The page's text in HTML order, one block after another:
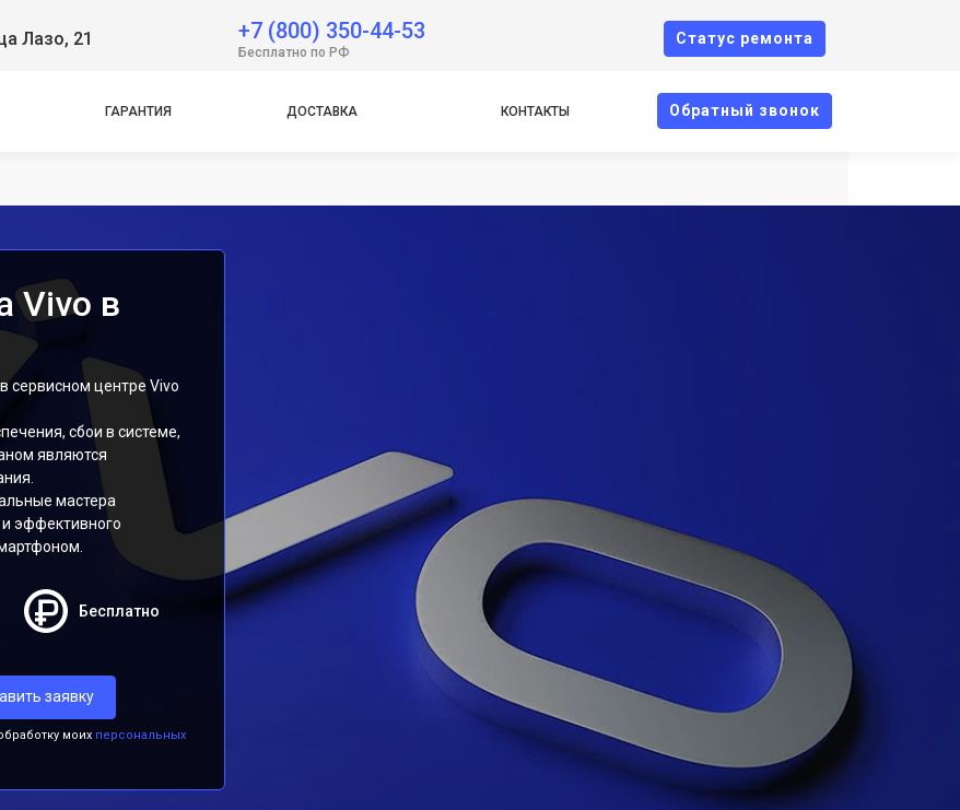
Лазо, 21 +7 (800) 350-44-53
Бесплатно по РФ
Cтатус ремонта
ГАРАНТИЯ ДОСТАВКА КОНТАКТЫ Oбратный звонок
Vivo в
сервисном центре Vivo
сбои в системе,
являются
мастера
эффективного
Бесплатно
заявку
моих персональных